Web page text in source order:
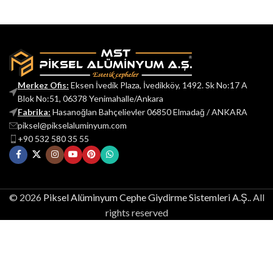
Merkez Ofis: Eksen İvedik Plaza, İvedikköy, 1492. Sk No:17 A
Blok No:51, 06378 Yenimahalle/Ankara
Fabrika: Hasanoğlan Bahçelievler 06850 Elmadağ / ANKARA
piksel@pikselaluminyum.com
+90 532 580 35 55
© 2026 Piksel Alüminyum Cephe Giydirme Sistemleri A.Ş. . All
rights reserved